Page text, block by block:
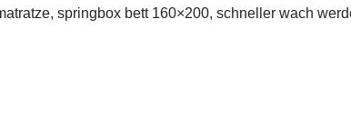
springbox bett 160×200, schneller wach